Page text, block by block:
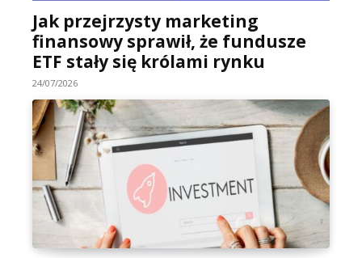
Jak przejrzysty marketing
finansowy sprawił, że fundusze
ETF stały się królami rynku
24/07/2026